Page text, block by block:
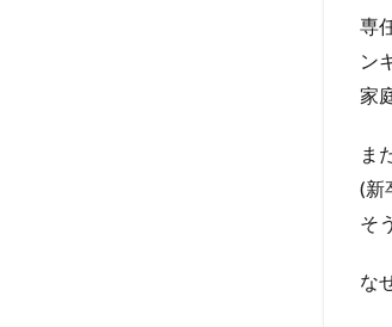
専
ン
家
ま
(新
そ
な